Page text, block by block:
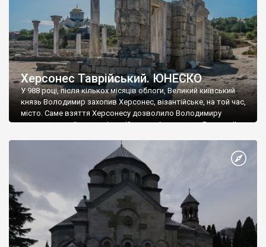
Херсонес Таврійський. ЮНЕСКО
У 988 році, після кількох місяців облоги, Великий київський
князь Володимир захопив Херсонес, візантійське, на той час,
місто. Саме взяття Херсонесу дозволило Володимиру
диктувати свої умови візантійському імператору Василю ІІ, та
Херсонесі Володимир-язичник, став Василем-християнином.
А потім було Хрещення Русі. На честь Херсонесу Таврійського